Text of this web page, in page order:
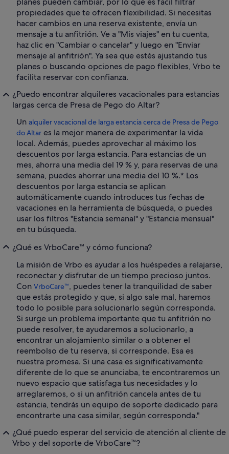
propiedades que te ofrecen flexibilidad. Si necesitas
hacer cambios en una reserva existente, envía un
mensaje a tu anfitrión. Ve a "Mis viajes" en tu cuenta,
haz clic en "Cambiar o cancelar" y luego en "Enviar
mensaje al anfitrión". Ya sea que estés ajustando tus
planes o buscando opciones de pago flexibles, Vrbo te
facilita reservar con confianza.
¿Puedo encontrar alquileres vacacionales para estancias
largas cerca de Presa de Pego do Altar?
Un alquiler vacacional de larga estancia cerca de Presa de Pego
do Altar es la mejor manera de experimentar la vida
local. Además, puedes aprovechar al máximo los
descuentos por larga estancia. Para estancias de un
mes, ahorra una media del 19 % y, para reservas de una
semana, puedes ahorrar una media del 10 %.* Los
descuentos por larga estancia se aplican
automáticamente cuando introduces tus fechas de
vacaciones en la herramienta de búsqueda, o puedes
usar los filtros "Estancia semanal" y "Estancia mensual"
en tu búsqueda.
¿Qué es VrboCare™ y cómo funciona?
La misión de Vrbo es ayudar a los huéspedes a relajarse,
reconectar y disfrutar de un tiempo precioso juntos.
Con VrboCare™, puedes tener la tranquilidad de saber
que estás protegido y que, si algo sale mal, haremos
todo lo posible para solucionarlo según corresponda.
Si surge un problema importante que tu anfitrión no
puede resolver, te ayudaremos a solucionarlo, a
encontrar un alojamiento similar o a obtener el
reembolso de tu reserva, si corresponde. Esa es
nuestra promesa. Si una casa es significativamente
diferente de lo que se anunciaba, te encontraremos un
nuevo espacio que satisfaga tus necesidades y lo
arreglaremos, o si un anfitrión cancela antes de tu
estancia, tendrás un equipo de soporte dedicado para
encontrarte una casa similar, según corresponda."
¿Qué puedo esperar del servicio de atención al cliente de
Vrbo y del soporte de VrboCare™?